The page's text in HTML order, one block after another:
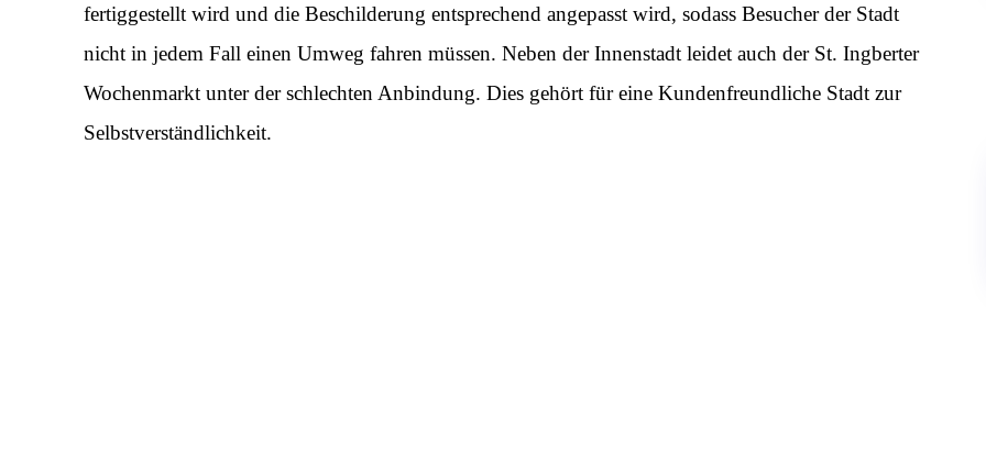
fertiggestellt wird und die Beschilderung entsprechend angepasst wird, sodass Besucher der Stadt
nicht in jedem Fall einen Umweg fahren müssen. Neben der Innenstadt leidet auch der St. Ingberter
Wochenmarkt unter der schlechten Anbindung. Dies gehört für eine Kundenfreundliche Stadt zur
Selbstverständlichkeit.